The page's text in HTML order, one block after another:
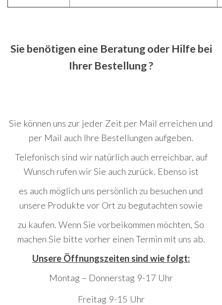
Sie benötigen eine Beratung oder Hilfe bei
Ihrer Bestellung ?
Sie können uns zur jeder Zeit per Mail erreichen und
per Mail auch Ihre Bestellungen aufgeben.
Telefonisch sind wir natürlich auch erreichbar, auf
Wunsch rufen wir Sie auch zurück. Ebenso ist
es auch möglich uns persönlich zu besuchen und
unsere Produkte vor Ort zu begutachten sowie
zu kaufen. Wenn Sie vorbeikommen möchten, So
machen Sie bitte vorher einen Termin mit uns ab.
Unsere Öffnungszeiten sind wie folgt:
Montag – Donnerstag 9-17 Uhr
Freitag 9-15 Uhr